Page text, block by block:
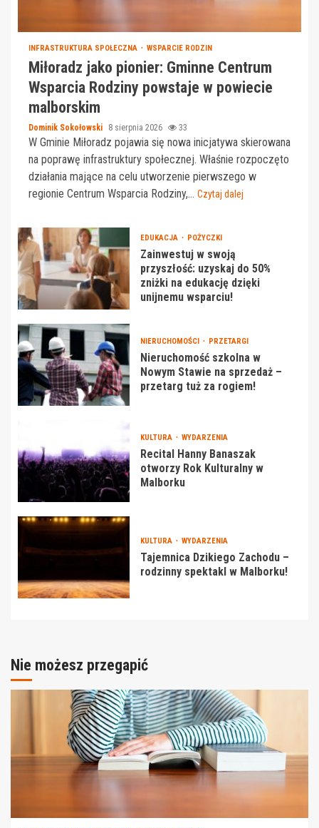
INFRASTRUKTURA SPOŁECZNA WSPARCIE RODZIN
Miłoradz jako pionier: Gminne Centrum
Wsparcia Rodziny powstaje w powiecie
malborskim
Dominik Sokołowski 8 sierpnia 2026 33
W Gminie Miłoradz pojawia się nowa inicjatywa skierowana
na poprawę infrastruktury społecznej. Właśnie rozpoczęto
działania mające na celu utworzenie pierwszego w
regionie Centrum Wsparcia Rodziny,... Czytaj dalej
EDUKACJA POŻYCZKI
Zainwestuj w swoją
przyszłość: uzyskaj do 50%
zniżki na edukację dzięki
unijnemu wsparciu!
NIERUCHOMOŚCI PRZETARGI
Nieruchomość szkolna w
Nowym Stawie na sprzedaż –
przetarg tuż za rogiem!
KULTURA WYDARZENIA
Recital Hanny Banaszak
otworzy Rok Kulturalny w
Malborku
KULTURA WYDARZENIA
Tajemnica Dzikiego Zachodu –
rodzinny spektakl w Malborku!
Nie możesz przegapić